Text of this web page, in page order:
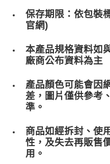
保存期限：依包裝
官網)
本產品規格資料如
廠商公布資料為主
產品顏色可能會因
差，圖片僅供參考
準。
商品如經拆封、使
性，及失去再販售
用。